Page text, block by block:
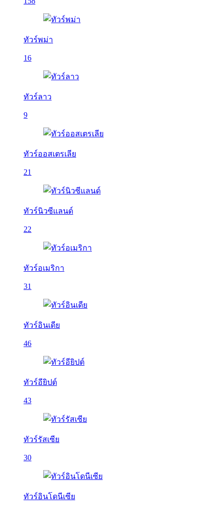
ทัวร์พม่า
16
ทัวร์ลาว
9
ทัวร์ออสเตรเลีย
21
ทัวร์นิวซีแลนด์
22
ทัวร์อเมริกา
31
ทัวร์อินเดีย
46
ทัวร์อียิปต์
43
ทัวร์รัสเซีย
30
ทัวร์อินโดนีเซีย